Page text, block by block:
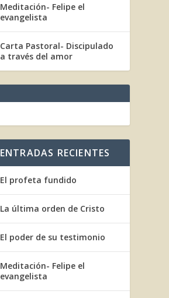
Meditación- Felipe el
evangelista
Carta Pastoral- Discipulado
a través del amor
ENTRADAS RECIENTES
El profeta fundido
La última orden de Cristo
El poder de su testimonio
Meditación- Felipe el
evangelista